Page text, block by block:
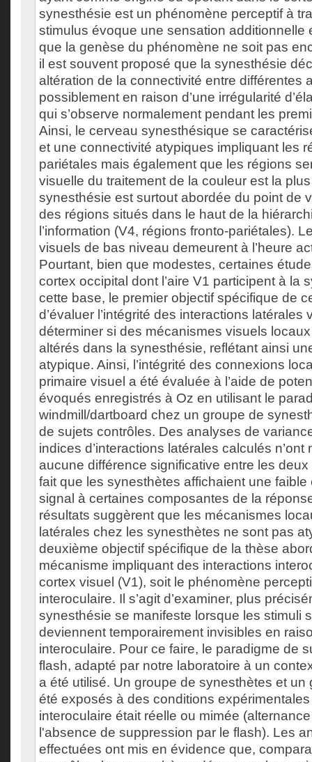
synesthésie est un phénomène perceptif à
stimulus évoque une sensation additionnelle
que la genèse du phénomène ne soit pas
il est souvent proposé que la synesthésie
altération de la connectivité entre différentes
possiblement en raison d’une irrégularité
qui s’observe normalement pendant les
Ainsi, le cerveau synesthésique se
et une connectivité atypiques impliquant les
pariétales mais également que les régions
visuelle du traitement de la couleur est la
synesthésie est surtout abordée du point de
des régions situés dans le haut de la
l’information (V4, régions fronto-pariétales).
visuels de bas niveau demeurent à l’heure
Pourtant, bien que modestes, certaines
cortex occipital dont l’aire V1 participent à la
cette base, le premier objectif spécifique de
d’évaluer l’intégrité des interactions latérales
déterminer si des mécanismes visuels
altérés dans la synesthésie, reflétant ainsi
atypique. Ainsi, l’intégrité des connexions
primaire visuel a été évaluée à l’aide de
évoqués enregistrés à Oz en utilisant le
windmill/dartboard chez un groupe de
de sujets contrôles. Des analyses de
indices d’interactions latérales calculés
aucune différence significative entre les
fait que les synesthètes affichaient une
signal à certaines composantes de la
résultats suggèrent que les mécanismes
latérales chez les synesthètes ne sont pas
deuxième objectif spécifique de la thèse
mécanisme impliquant des interactions
cortex visuel (V1), soit le phénomène
interoculaire. Il s’agit d’examiner, plus
synesthésie se manifeste lorsque les stimuli
deviennent temporairement invisibles en
interoculaire. Pour ce faire, le paradigme de
flash, adapté par notre laboratoire à un
a été utilisé. Un groupe de synesthètes et un
été exposés à des conditions
interoculaire était réelle ou mimée
l'absence de suppression par le flash). Les
effectuées ont mis en évidence que,